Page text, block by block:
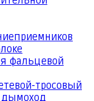
фальцевой
тросовый
дымоход